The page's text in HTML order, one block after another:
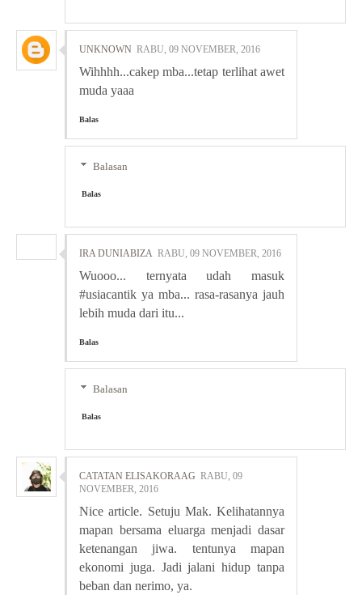
UNKNOWN RABU, 09 NOVEMBER, 2016
Wihhhh...cakep mba...tetap terlihat awet
muda yaaa
Balas
Balasan
Balas
IRA DUNIABIZA RABU, 09 NOVEMBER, 2016
Wuooo... ternyata udah masuk
#usiacantik ya mba... rasa-rasanya jauh
lebih muda dari itu...
Balas
Balasan
Balas
CATATAN ELISAKORAAG RABU, 09
NOVEMBER, 2016
Nice article. Setuju Mak. Kelihatannya
mapan bersama eluarga menjadi dasar
ketenangan jiwa. tentunya mapan
ekonomi juga. Jadi jalani hidup tanpa
beban dan nerimo, ya.